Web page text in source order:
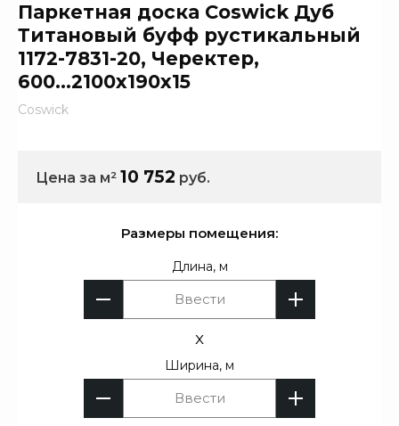
Паркетная доска Coswick Дуб
Титановый буфф рустикальный
1172-7831-20, Черектер,
600...2100x190x15
Coswick
Цена за м² 10 752 руб.
Размеры помещения:
Длина, м
x
Ширина, м